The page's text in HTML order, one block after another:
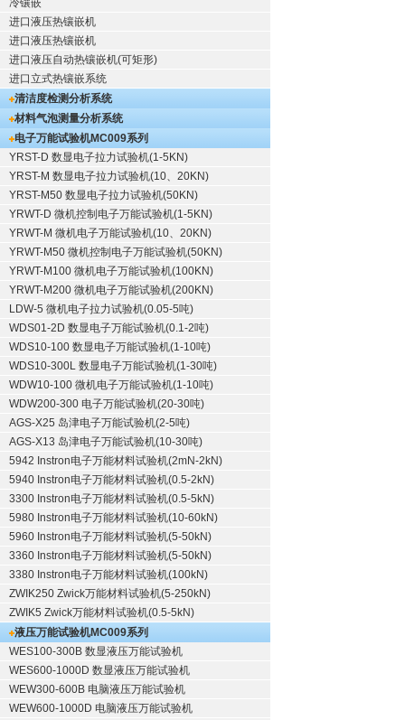
冷镶嵌
进口液压热镶嵌机
进口液压热镶嵌机
进口液压自动热镶嵌机(可矩形)
进口立式热镶嵌系统
清洁度检测分析系统
材料气泡测量分析系统
电子万能试验机MC009系列
YRST-D 数显电子拉力试验机(1-5KN)
YRST-M 数显电子拉力试验机(10、20KN)
YRST-M50 数显电子拉力试验机(50KN)
YRWT-D 微机控制电子万能试验机(1-5KN)
YRWT-M 微机电子万能试验机(10、20KN)
YRWT-M50 微机控制电子万能试验机(50KN)
YRWT-M100 微机电子万能试验机(100KN)
YRWT-M200 微机电子万能试验机(200KN)
LDW-5 微机电子拉力试验机(0.05-5吨)
WDS01-2D 数显电子万能试验机(0.1-2吨)
WDS10-100 数显电子万能试验机(1-10吨)
WDS10-300L 数显电子万能试验机(1-30吨)
WDW10-100 微机电子万能试验机(1-10吨)
WDW200-300 电子万能试验机(20-30吨)
AGS-X25 岛津电子万能试验机(2-5吨)
AGS-X13 岛津电子万能试验机(10-30吨)
5942 Instron电子万能材料试验机(2mN-2kN)
5940 Instron电子万能材料试验机(0.5-2kN)
3300 Instron电子万能材料试验机(0.5-5kN)
5980 Instron电子万能材料试验机(10-60kN)
5960 Instron电子万能材料试验机(5-50kN)
3360 Instron电子万能材料试验机(5-50kN)
3380 Instron电子万能材料试验机(100kN)
ZWIK250 Zwick万能材料试验机(5-250kN)
ZWIK5 Zwick万能材料试验机(0.5-5kN)
液压万能试验机MC009系列
WES100-300B 数显液压万能试验机
WES600-1000D 数显液压万能试验机
WEW300-600B 电脑液压万能试验机
WEW600-1000D 电脑液压万能试验机